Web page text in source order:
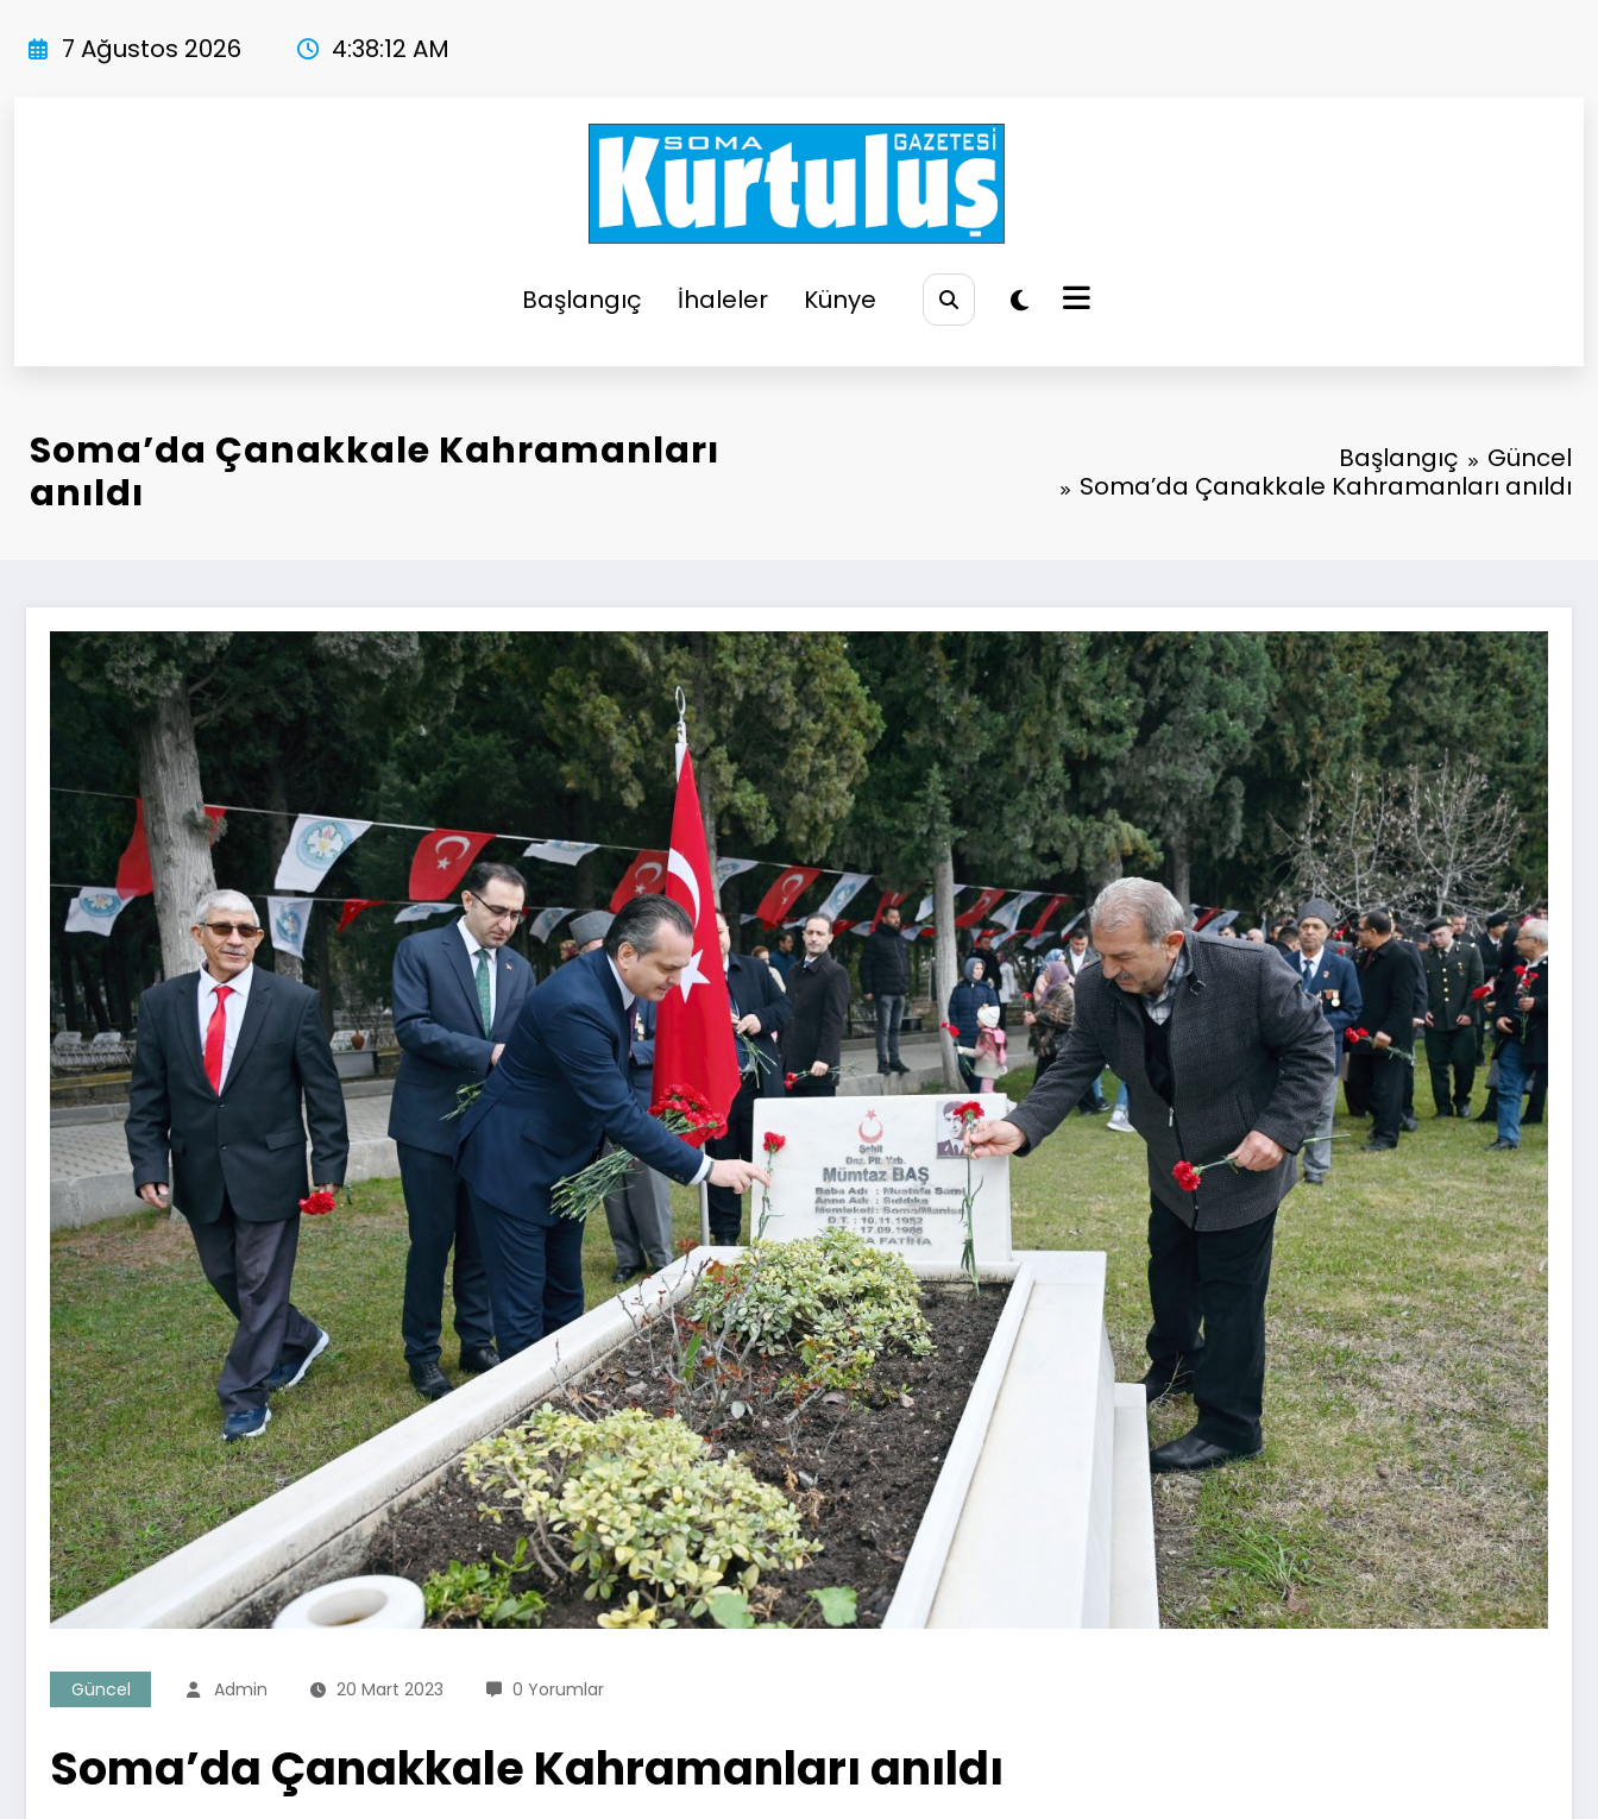
atla
7 Ağustos 2026 4:38:14 AM
Başlangıç İhaleler Künye
Soma’da Çanakkale Kahramanları
anıldı
Başlangıç
Güncel
Soma’da Çanakkale Kahramanları anıldı
Güncel Admin 20 Mart 2023 0 Yorumlar
Soma’da Çanakkale Kahramanları anıldı